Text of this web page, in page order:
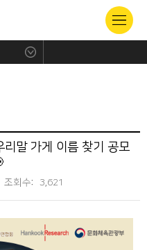
말 가게 이름 찾기 공모
조회수: 3,621